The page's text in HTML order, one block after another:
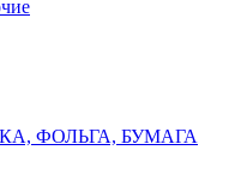
ФОЛЬГА, БУМАГА